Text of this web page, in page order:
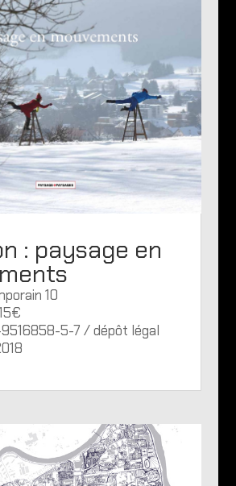
: paysage en
10
5-7 / dépôt légal